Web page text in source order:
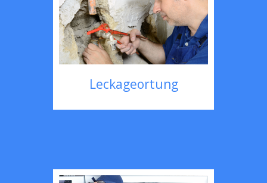
Leckageortung